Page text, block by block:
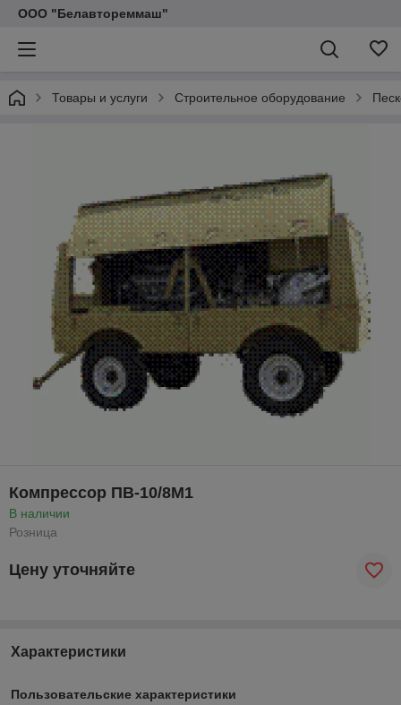
ООО "Белавтореммаш"
Товары и услуги Строительное оборудование
Компрессор ПВ-10/8М1
В наличии
Розница
Цену уточняйте
Характеристики
Пользовательские характеристики